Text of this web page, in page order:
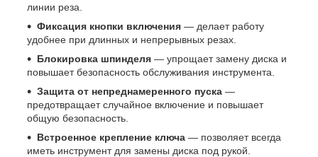
линии реза.
Фиксация кнопки включения — делает работу
удобнее при длинных и непрерывных резах.
Блокировка шпинделя — упрощает замену диска и
повышает безопасность обслуживания инструмента.
Защита от непреднамеренного пуска —
предотвращает случайное включение и повышает
общую безопасность.
Встроенное крепление ключа — позволяет всегда
иметь инструмент для замены диска под рукой.